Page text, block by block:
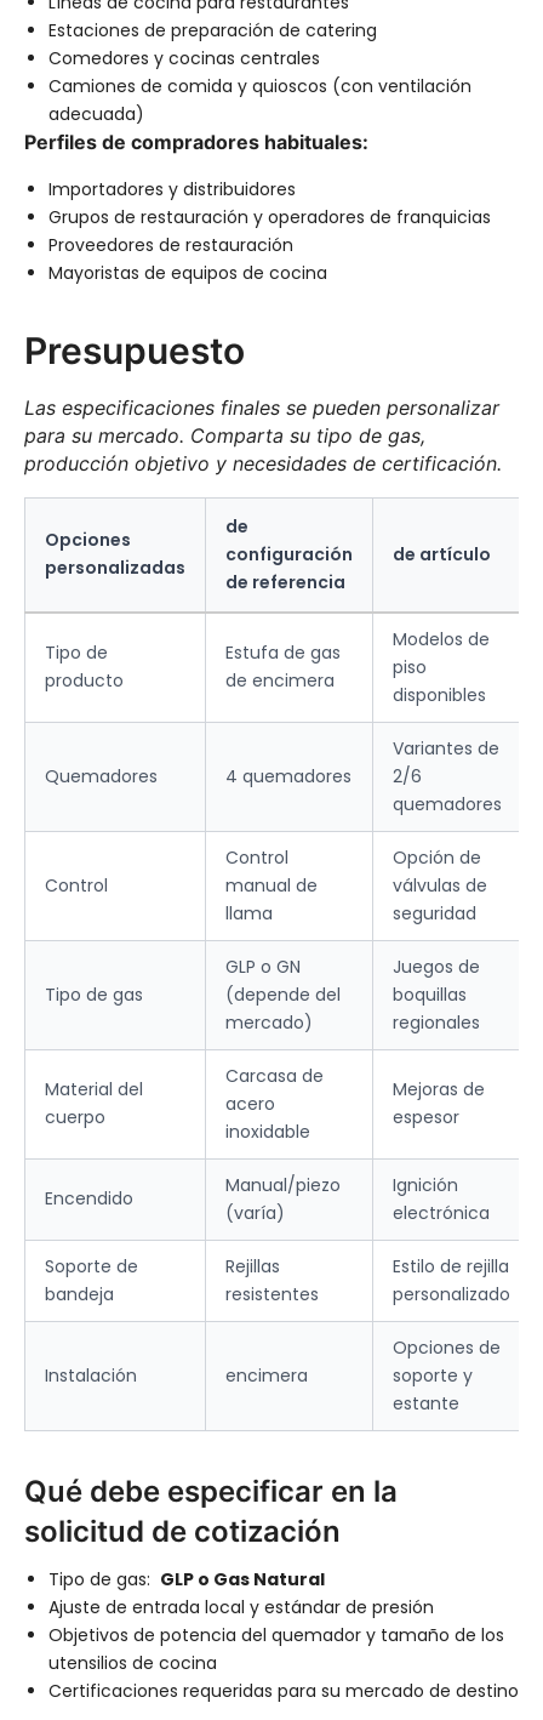
Estaciones de preparación de catering
Comedores y cocinas centrales
Camiones de comida y quioscos (con ventilación
adecuada)
Perfiles de compradores habituales:
Importadores y distribuidores
Grupos de restauración y operadores de franquicias
Proveedores de restauración
Mayoristas de equipos de cocina
Presupuesto
Las especificaciones finales se pueden personalizar
para su mercado. Comparta su tipo de gas,
producción objetivo y necesidades de certificación.
Opciones
personalizadas
de
configuración
de referencia
de artículo
Tipo de
producto
Estufa de gas
de encimera
Modelos de
piso
disponibles
Quemadores 4 quemadores
Variantes de
2/6
quemadores
Control
Control
manual de
llama
Opción de
válvulas de
seguridad
Tipo de gas
GLP o GN
(depende del
mercado)
Juegos de
boquillas
regionales
Material del
cuerpo
Carcasa de
acero
inoxidable
Mejoras de
espesor
Encendido
Manual/piezo
(varía)
Ignición
electrónica
Soporte de
bandeja
Rejillas
resistentes
Estilo de rejilla
personalizado
Instalación encimera
Opciones de
soporte y
estante
Qué debe especificar en la
solicitud de cotización
Tipo de gas: GLP o Gas Natural
Ajuste de entrada local y estándar de presión
Objetivos de potencia del quemador y tamaño de los
utensilios de cocina
Certificaciones requeridas para su mercado de destino